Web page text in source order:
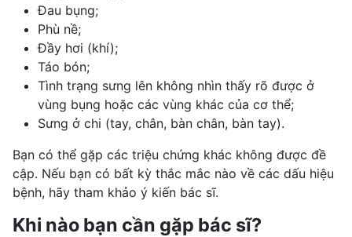
Đau bụng;
Phù nề;
Đầy hơi (khí);
Táo bón;
Tình trạng sưng lên không nhìn thấy rõ được ở
vùng bụng hoặc các vùng khác của cơ thể;
Sưng ở chi (tay, chân, bàn chân, bàn tay).
Bạn có thể gặp các triệu chứng khác không được đề
cập. Nếu bạn có bất kỳ thắc mắc nào về các dấu hiệu
bệnh, hãy tham khảo ý kiến bác sĩ.
Khi nào bạn cần gặp bác sĩ?